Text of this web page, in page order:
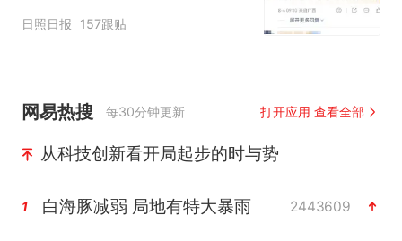
日照日报 157跟贴
网易热搜 每30分钟更新 打开应用 查看全部
从科技创新看开局起步的时与势
1 白海豚减弱 局地有特大暴雨 2443609